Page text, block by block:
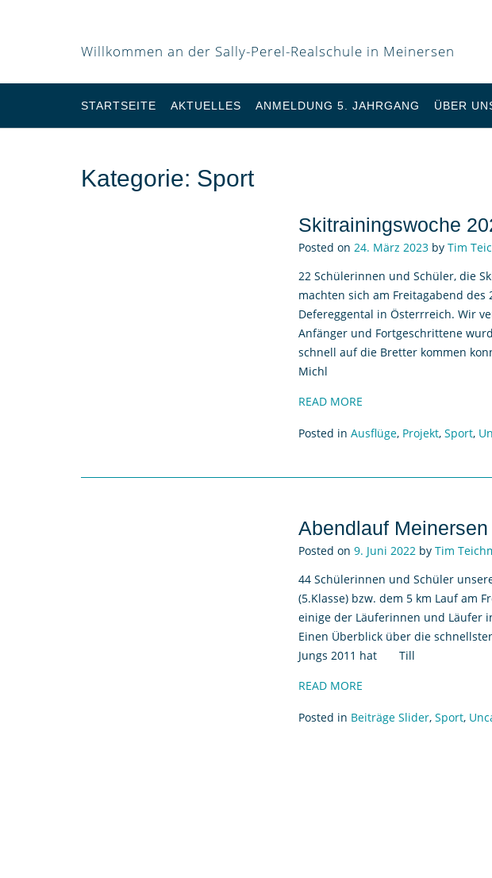
Willkommen an der Sally-Perel-Realschule in Meinersen
STARTSEITE AKTUELLES ANMELDUNG 5. JAHRGANG ÜBER
Kategorie: Sport
Skitrainingswoche
Posted on 24. März 2023by Tim
22 Schülerinnen und Schüler, die
machten sich am Freitagabend des
Defereggental in Österrreich. Wir
Anfänger und Fortgeschrittene
schnell auf die Bretter kommen
Michl
READ MORE
Posted in Ausflüge, Projekt, Sport,
Abendlauf
Posted on 9. Juni 2022by Tim
44 Schülerinnen und Schüler
(5.Klasse) bzw. dem 5 km Lauf am
einige der Läuferinnen und Läufer
Einen Überblick über die
Jungs 2011 hat Till
READ MORE
Posted in Beiträge Slider, Sport,